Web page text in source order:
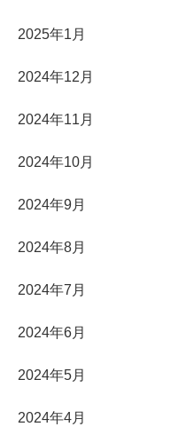
2025年1月
2024年12月
2024年11月
2024年10月
2024年9月
2024年8月
2024年7月
2024年6月
2024年5月
2024年4月